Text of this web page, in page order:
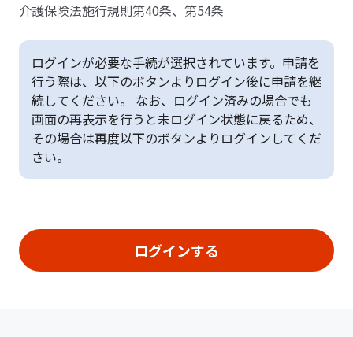
介護保険法施行規則第40条、第54条
ログインが必要な手続が選択されています。申請を
行う際は、以下のボタンよりログイン後に申請を継
続してください。 なお、ログイン済みの場合でも
画面の再表示を行うと未ログイン状態に戻るため、
その場合は再度以下のボタンよりログインしてくだ
さい。